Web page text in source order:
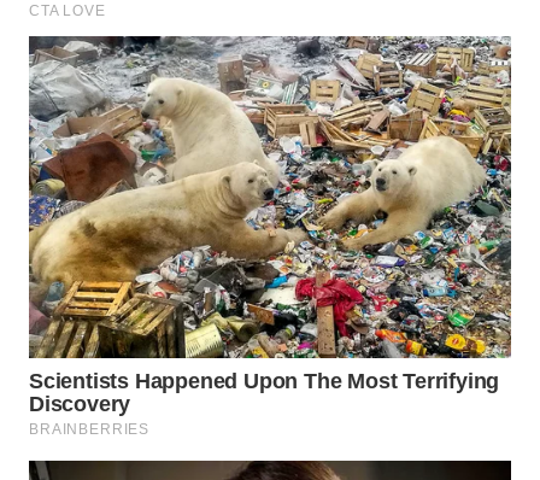
LANGKAT
WN
TAPANULI
SELATAN
WN
TANJUNG
LESUNG
WN
KARO
WN
SIMALUNGUN